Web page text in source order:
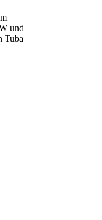
und
Tuba